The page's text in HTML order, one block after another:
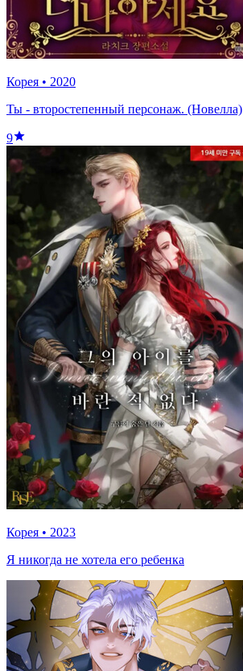
Корея • 2020
Ты - второстепенный персонаж. (Новелла)
9
Корея • 2023
Я никогда не хотела его ребенка